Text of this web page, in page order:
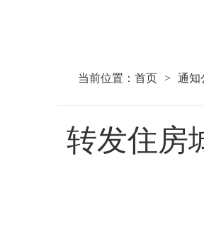
当前位置： 首页 > 通知
转发住房